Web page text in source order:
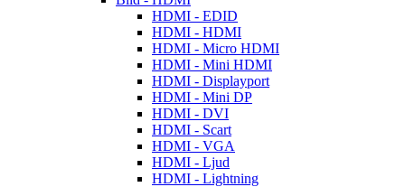
HDMI - EDID
HDMI - HDMI
HDMI - Micro HDMI
HDMI - Mini HDMI
HDMI - Displayport
HDMI - Mini DP
HDMI - DVI
HDMI - Scart
HDMI - VGA
HDMI - Ljud
HDMI - Lightning